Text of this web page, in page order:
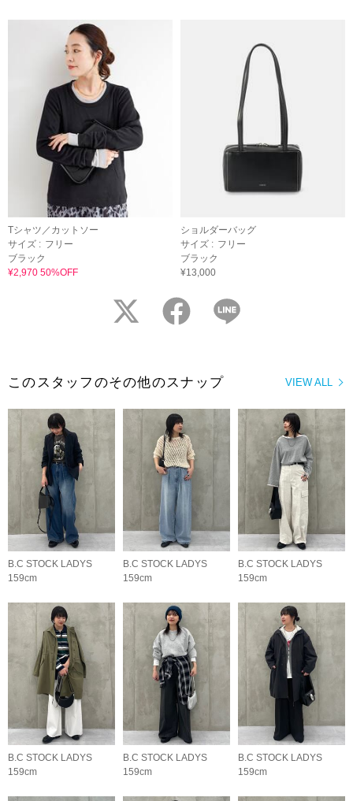
Tシャツ／カットソー
サイズ : フリー
ブラック
¥2,970 50%OFF
ショルダーバッグ
サイズ : フリー
ブラック
¥13,000
twitter facebook
VIEW ALL
このスタッフのその他のスナップ
B.C STOCK LADYS
159cm
B.C STOCK LADYS
159cm
B.C STOCK LADYS
159cm
B.C STOCK LADYS
159cm
B.C STOCK LADYS
159cm
B.C STOCK LADYS
159cm